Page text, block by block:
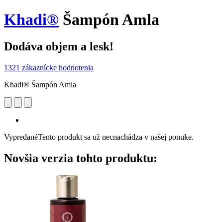
Khadi® Šampón Amla
Dodáva objem a lesk!
1321 zákaznícke hodnotenia
Khadi® Šampón Amla
VypredanéTento produkt sa už necnachádza v našej ponuke.
Novšia verzia tohto produktu: